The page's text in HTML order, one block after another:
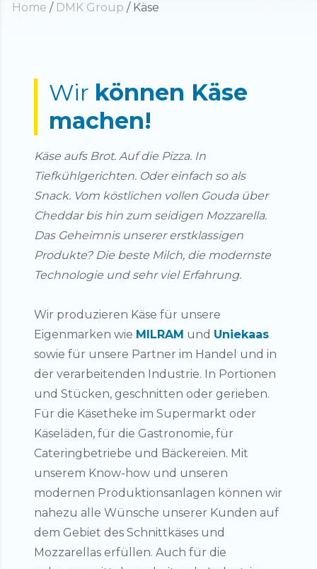
Home / DMK Group / Käse
Wir können Käse
machen!
Käse aufs Brot. Auf die Pizza. In
Tiefkühlgerichten. Oder einfach so als
Snack. Vom köstlichen vollen Gouda über
Cheddar bis hin zum seidigen Mozzarella.
Das Geheimnis unserer erstklassigen
Produkte? Die beste Milch, die modernste
Technologie und sehr viel Erfahrung.
Wir produzieren Käse für unsere
Eigenmarken wie MILRAM und Uniekaas
sowie für unsere Partner im Handel und in
der verarbeitenden Industrie. In Portionen
und Stücken, geschnitten oder gerieben.
Für die Käsetheke im Supermarkt oder
Käseläden, für die Gastronomie, für
Cateringbetriebe und Bäckereien. Mit
unserem Know-how und unseren
modernen Produktionsanlagen können wir
nahezu alle Wünsche unserer Kunden auf
dem Gebiet des Schnittkäses und
Mozzarellas erfüllen. Auch für die